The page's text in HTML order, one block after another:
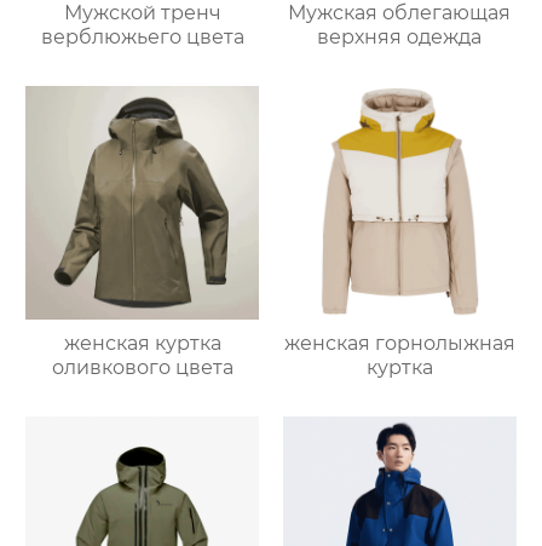
Мужской тренч
верблюжьего цвета
Мужская облегающая
верхняя одежда
женская куртка
оливкового цвета
женская горнолыжная
куртка